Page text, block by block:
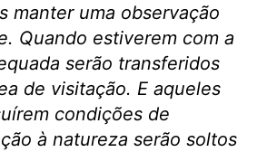
manter uma observação
Quando estiverem com a
serão transferidos
de visitação. E aqueles
condições de
à natureza serão soltos